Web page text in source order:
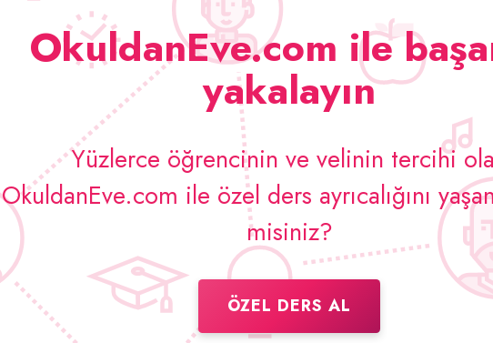
OkuldanEve.com ile
yakalayın
Yüzlerce öğrencinin ve velinin tercihi
OkuldanEve.com ile özel ders ayrıcalığını
misiniz?
ÖZEL DERS AL